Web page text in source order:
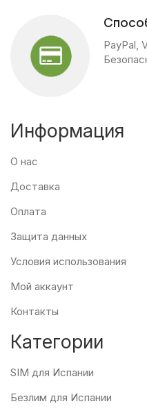
PayPal,
Информация
О нас
Доставка
Оплата
Защита данных
Условия использования
Мой аккаунт
Контакты
Категории
SIM для Испании
Безлим для Испании